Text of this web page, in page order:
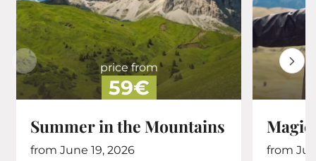
price from
59€
Summer in the Mountains
from June 19, 2026 from